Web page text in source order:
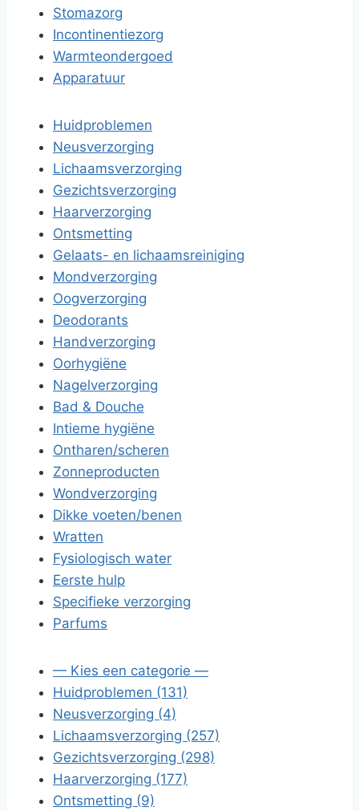
Stomazorg
Incontinentiezorg
Warmteondergoed
Apparatuur
Huidproblemen
Neusverzorging
Lichaamsverzorging
Gezichtsverzorging
Haarverzorging
Ontsmetting
Gelaats- en lichaamsreiniging
Mondverzorging
Oogverzorging
Deodorants
Handverzorging
Oorhygiëne
Nagelverzorging
Bad & Douche
Intieme hygiëne
Ontharen/scheren
Zonneproducten
Wondverzorging
Dikke voeten/benen
Wratten
Fysiologisch water
Eerste hulp
Specifieke verzorging
Parfums
— Kies een categorie —
Huidproblemen (131)
Neusverzorging (4)
Lichaamsverzorging (257)
Gezichtsverzorging (298)
Haarverzorging (177)
Ontsmetting (9)